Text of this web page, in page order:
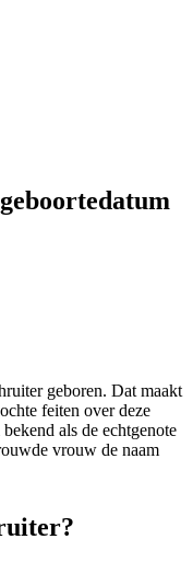
geboren. Dat maakt
feiten over deze
als de echtgenote
vrouw de naam